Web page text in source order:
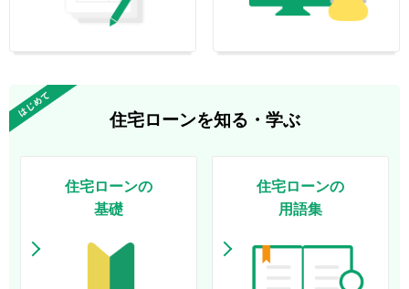
住宅ローンを知る・学ぶ
住宅ローンの
基礎
住宅ローンの
用語集